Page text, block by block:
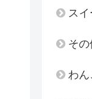
スイ
その
わん